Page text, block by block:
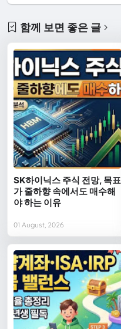
함께 보면 좋은 글
SK하이닉스 주식 전망, 목표
가 줄하향 속에서도 매수해
야 하는 이유
01 August, 2026